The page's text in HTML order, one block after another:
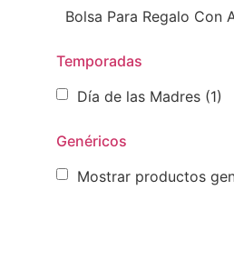
Bolsa Para Regalo Con
Temporadas
Día de las Madres (1)
Genéricos
Mostrar productos